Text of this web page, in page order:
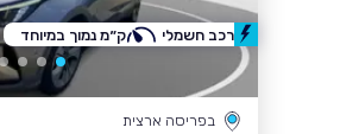
בפריסה ארצית
רכב חשמלי ק״מ נמוך במיוחד